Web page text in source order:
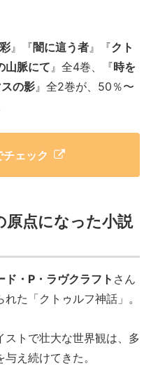
』『闇に這う者』『クト
山脈にて』全4巻、『時を
の影』全2巻が、50％〜
ェック
原点になった小説
ド・P・ラヴクラフト さん
た「クトゥルフ神話」。
トで壮大な世界観は、多
え続けてきた。